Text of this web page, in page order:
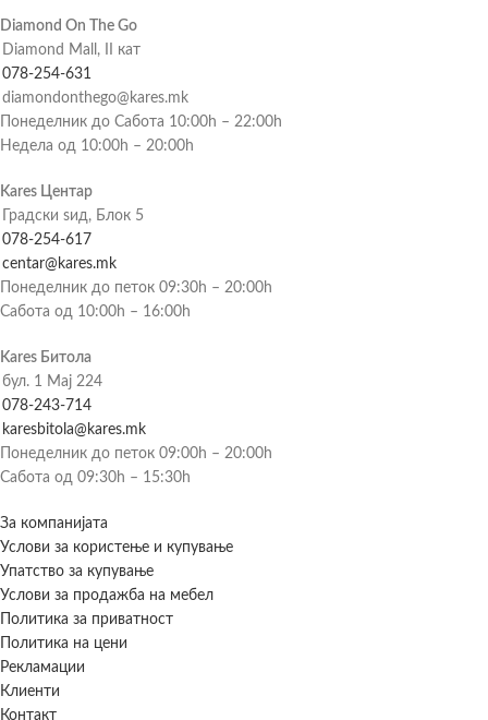
Diamond On The Go
Diamond Mall, II кат
078-254-631
diamondonthego@kares.mk
Понеделник до Сабота 10:00h – 22:00h
Недела од 10:00h – 20:00h
Kares Центар
Градски ѕид, Блок 5
078-254-617
centar@kares.mk
Понеделник до петок 09:30h – 20:00h
Сабота од 10:00h – 16:00h
Kares Битола
бул. 1 Мај 224
078-243-714
karesbitola@kares.mk
Понеделник до петок 09:00h – 20:00h
Сабота од 09:30h – 15:30h
За компанијата
Услови за користење и купување
Упатство за купување
Услови за продажба на мебел
Политика за приватност
Политика на цени
Рекламации
Клиенти
Контакт